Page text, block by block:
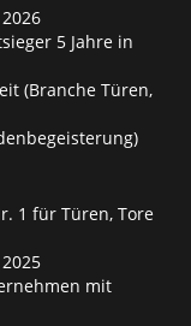
5 Jahre in
(Branche Türen,
1 für Türen, Tore
mit